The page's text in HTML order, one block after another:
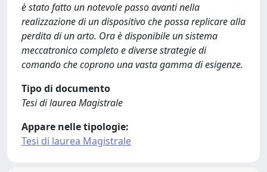
è stato fatto un notevole passo avanti nella
realizzazione di un dispositivo che possa replicare alla
perdita di un arto. Ora è disponibile un sistema
meccatronico completo e diverse strategie di
comando che coprono una vasta gamma di esigenze.
Tipo di documento
Tesi di laurea Magistrale
Appare nelle tipologie:
Tesi di laurea Magistrale